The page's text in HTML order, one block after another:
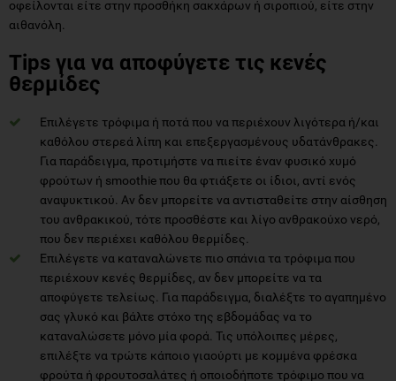
οφείλονται είτε στην προσθήκη σακχάρων ή σιροπιού, είτε στην
αιθανόλη.
Tips για να αποφύγετε τις κενές
θερμίδες
Επιλέγετε τρόφιμα ή ποτά που να περιέχουν λιγότερα ή/και
καθόλου στερεά λίπη και επεξεργασμένους υδατάνθρακες.
Για παράδειγμα, προτιμήστε να πιείτε έναν φυσικό χυμό
φρούτων ή smoothie που θα φτιάξετε οι ίδιοι, αντί ενός
αναψυκτικού. Αν δεν μπορείτε να αντισταθείτε στην αίσθηση
του ανθρακικού, τότε προσθέστε και λίγο ανθρακούχο νερό,
που δεν περιέχει καθόλου θερμίδες.
Επιλέγετε να καταναλώνετε πιο σπάνια τα τρόφιμα που
περιέχουν κενές θερμίδες, αν δεν μπορείτε να τα
αποφύγετε τελείως. Για παράδειγμα, διαλέξτε το αγαπημένο
σας γλυκό και βάλτε στόχο της εβδομάδας να το
καταναλώσετε μόνο μία φορά. Τις υπόλοιπες μέρες,
επιλέξτε να τρώτε κάποιο γιαούρτι με κομμένα φρέσκα
φρούτα ή φρουτοσαλάτες ή οποιοδήποτε τρόφιμο που να